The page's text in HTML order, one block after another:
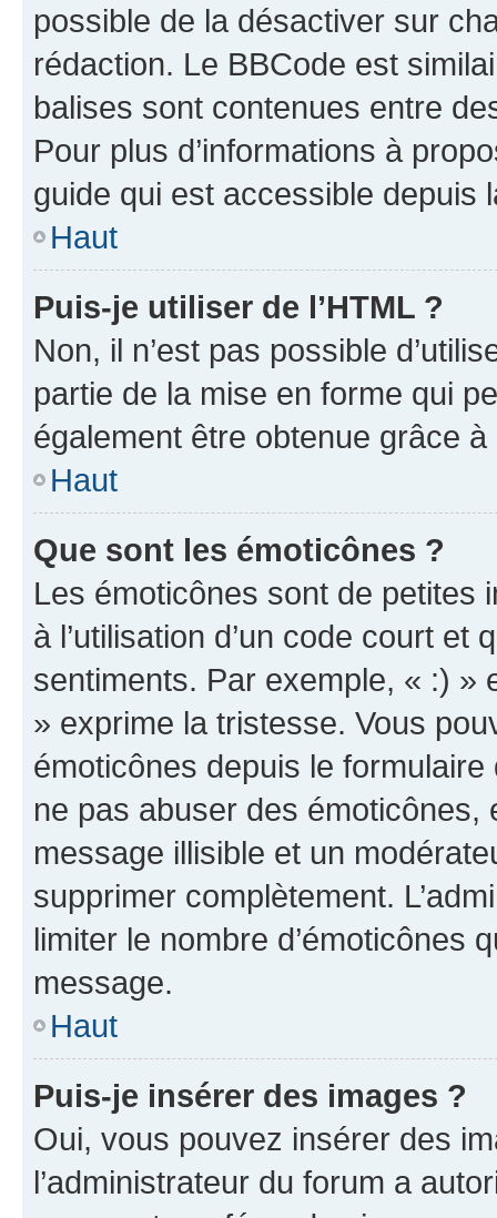
possible de la désactiver sur
rédaction. Le BBCode est
balises sont contenues entre
Pour plus d’informations à
guide qui est accessible depuis
Haut
Puis-je utiliser de l’HTML ?
Non, il n’est pas possible
partie de la mise en forme qui
également être obtenue grâce à
Haut
Que sont les émoticônes ?
Les émoticônes sont de petites
à l’utilisation d’un code court et
sentiments. Par exemple, « :) »
» exprime la tristesse. Vous
émoticônes depuis le
ne pas abuser des
message illisible et un
supprimer complètement.
limiter le nombre d’émoticônes
message.
Haut
Puis-je insérer des images ?
Oui, vous pouvez insérer des
l’administrateur du forum a